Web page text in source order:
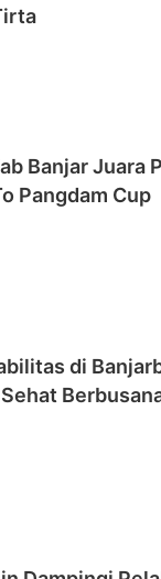
Banjar Juara
Pangdam Cup
di